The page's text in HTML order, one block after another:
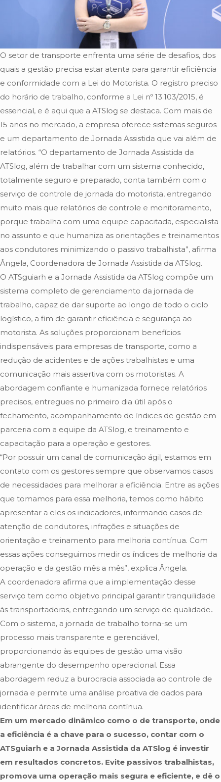
O setor de transporte enfrenta uma série de desafios, dos
quais a gestão precisa estar atenta para garantir eficiência
e conformidade com a Lei do Motorista. O registro preciso
do horário de trabalho, conforme a Lei nº 13.103/2015, é
essencial, e é aqui que a ATSlog se destaca. Com mais de
15 anos no mercado, a empresa oferece sistemas seguros
e um departamento de Jornada Assistida que vai além de
relatórios. “O departamento de Jornada Assistida da
ATSlog, além de trabalhar com um sistema conhecido,
totalmente seguro e preparado, conta também com o
serviço de controle de jornada do motorista, entregando
muito mais que relatórios de controle e monitoramento,
porque trabalha com uma equipe capacitada, especialista
no assunto e que humaniza as orientações e treinamentos
aos condutores minimizando o passivo trabalhista”, afirma
Ângela, Coordenadora de Jornada Assistida da ATSlog.
O ATSguiarh e a Jornada Assistida da ATSlog compõe um
sistema completo de gerenciamento da jornada de
trabalho, capaz de dar suporte ao longo de todo o ciclo
logístico, a fim de garantir eficiência e segurança ao
motorista. As soluções proporcionam benefícios
indispensáveis para empresas de transporte, como a
redução de acidentes e de ações trabalhistas e uma
comunicação mais assertiva com os motoristas. A
abordagem confiante e humanizada fornece relatórios
precisos, entregues no primeiro dia útil após o
fechamento, acompanhamento de índices de gestão em
parceria com a equipe da ATSlog, e treinamento e
capacitação para a operação e gestores.
“Por possuir um canal de comunicação ágil, estamos em
contato com os gestores sempre que observamos casos
de necessidades para melhorar a eficiência. Entre as ações
que tomamos para essa melhoria, temos como hábito
apresentar a eles os indicadores, informando casos de
atenção de condutores, infrações e situações de
orientação e treinamento para melhoria contínua. Com
essas ações conseguimos medir os índices de melhoria da
operação e da gestão mês a mês”, explica Ângela.
A coordenadora afirma que a implementação desse
serviço tem como objetivo principal garantir tranquilidade
às transportadoras, entregando um serviço de qualidade..
Com o sistema, a jornada de trabalho torna-se um
processo mais transparente e gerenciável,
proporcionando às equipes de gestão uma visão
abrangente do desempenho operacional. Essa
abordagem reduz a burocracia associada ao controle de
jornada e permite uma análise proativa de dados para
identificar áreas de melhoria contínua.
Em um mercado dinâmico como o de transporte, onde
a eficiência é a chave para o sucesso, contar com o
ATSguiarh e a Jornada Assistida da ATSlog é investir
em resultados concretos. Evite passivos trabalhistas,
promova uma operação mais segura e eficiente, e dê o